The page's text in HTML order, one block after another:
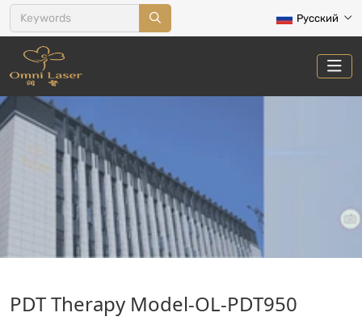
Русский
Главная О нас Видео Продукт
PDT Therapy Model-OL-PDT950